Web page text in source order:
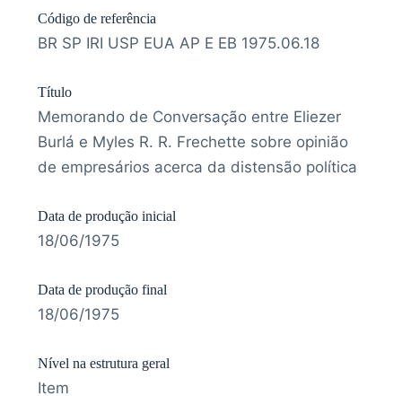
Código de referência
BR SP IRI USP EUA AP E EB 1975.06.18
Título
Memorando de Conversação entre Eliezer
Burlá e Myles R. R. Frechette sobre opinião
de empresários acerca da distensão política
Data de produção inicial
18/06/1975
Data de produção final
18/06/1975
Nível na estrutura geral
Item